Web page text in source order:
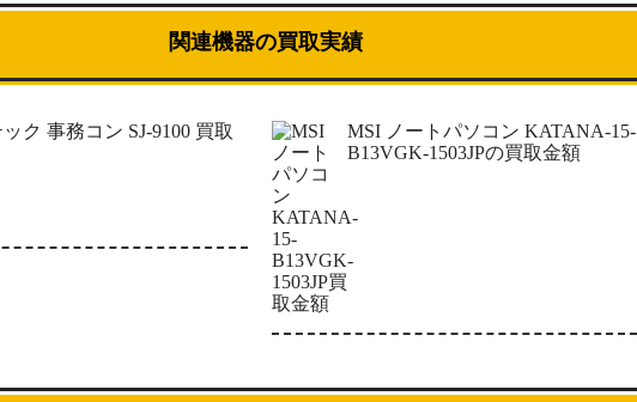
関連機器の買取実績
ク 事務コン SJ-9100 買取
MSI ノートパソコン KATANA-15-
B13VGK-1503JPの買取金額